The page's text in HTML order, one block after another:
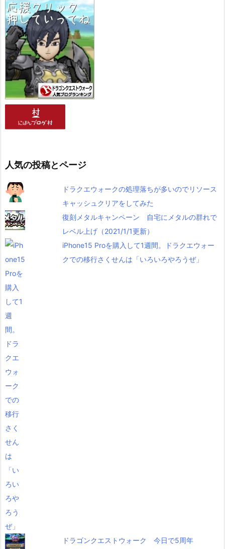
人気の投稿とページ
ドラクエウォークの処理落ちが多いのでリソース
キャッシュクリアをしてみた
復刻メタルキャンペーン 自宅にメタルの群れで
レベル上げ（2021/1/1更新）
iPhone15 Proを購入して1週間。ドラクエウォー
クでの移行さくせんは「いろいろやろうぜ」
ドラゴンクエストウォーク 今日で5周年